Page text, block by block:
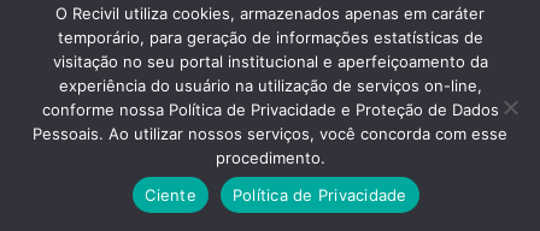
Comunicado Importante!
0 269
Encontro Regional de Passos reúne cerca
de 60 participantes para capacitação e
troca de experiências
O Recivil utiliza cookies, armazenados apenas em caráter
temporário, para geração de informações estatísticas de
visitação no seu portal institucional e aperfeiçoamento da
experiência do usuário na utilização de serviços on-line,
conforme nossa Política de Privacidade e Proteção de Dados
Pessoais. Ao utilizar nossos serviços, você concorda com esse
procedimento.
Ciente
Política de Privacidade